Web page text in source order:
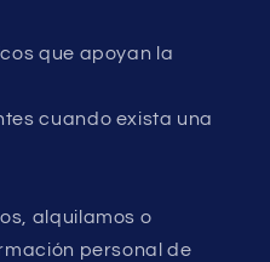
que apoyan la
cuando exista una
alquilamos o
personal de